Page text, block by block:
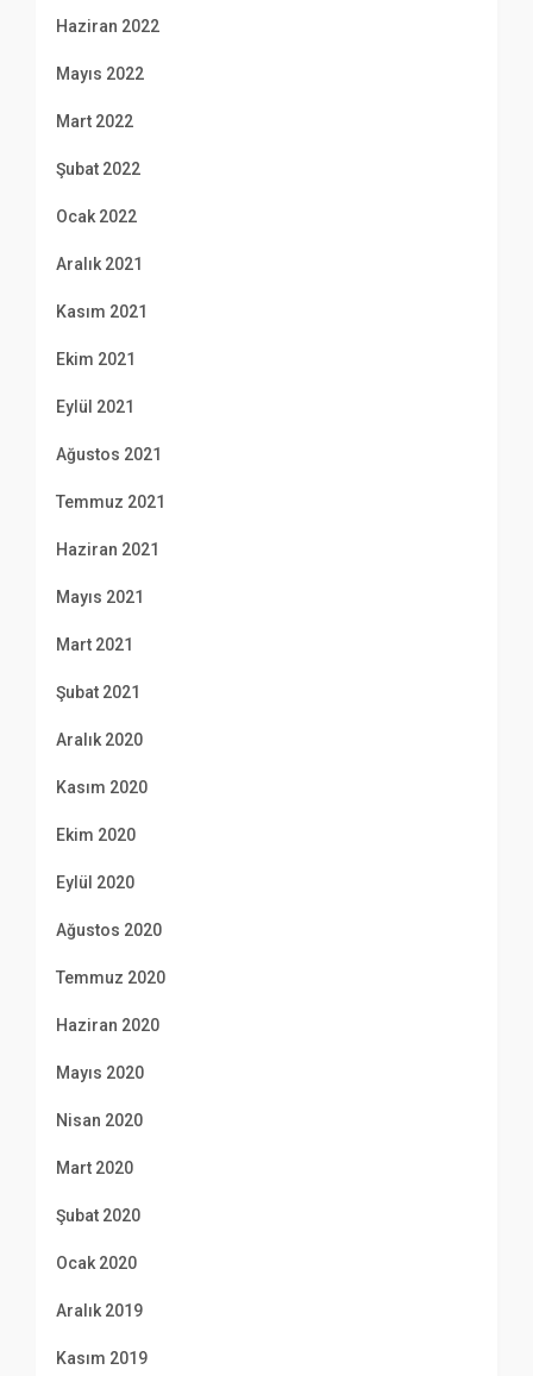
Haziran 2022
Mayıs 2022
Mart 2022
Şubat 2022
Ocak 2022
Aralık 2021
Kasım 2021
Ekim 2021
Eylül 2021
Ağustos 2021
Temmuz 2021
Haziran 2021
Mayıs 2021
Mart 2021
Şubat 2021
Aralık 2020
Kasım 2020
Ekim 2020
Eylül 2020
Ağustos 2020
Temmuz 2020
Haziran 2020
Mayıs 2020
Nisan 2020
Mart 2020
Şubat 2020
Ocak 2020
Aralık 2019
Kasım 2019